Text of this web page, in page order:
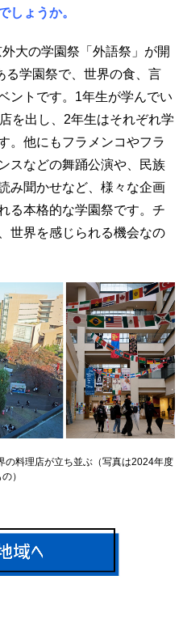
しょうか。
大の学園祭「外語祭」が開
学園祭で、世界の食、言
ントです。1年生が学んでい
を出し、2年生はそれぞれ学
。他にもフラメンコやフラ
スなどの舞踊公演や、民族
み聞かせなど、様々な企画
る本格的な学園祭です。チ
世界を感じられる機会なの
の料理店が立ち並ぶ（写真は2024年度
）